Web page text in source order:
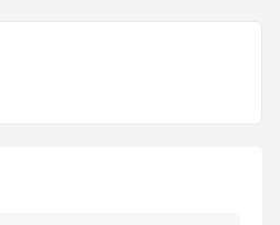
e-posta ile bilgilendireceğiz.